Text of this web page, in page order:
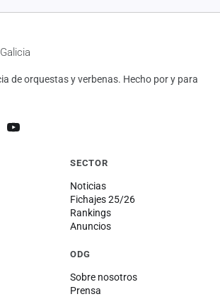
de orquestas y verbenas. Hecho por y para
SECTOR
Noticias
Fichajes 25/26
Rankings
Anuncios
ODG
Sobre nosotros
Prensa